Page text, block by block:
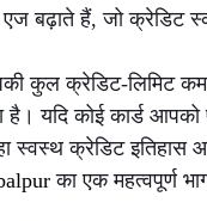
बढ़ाते हैं, जो क्रेडिट
कुल क्रेडिट-लिमिट
यदि कोई कार्ड आपको
क्रेडिट इतिहास
का एक महत्वपूर्ण